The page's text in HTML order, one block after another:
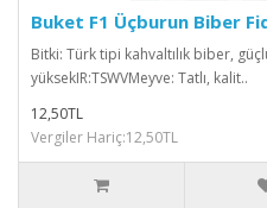
Buket F1 Üçburun Biber
Bitki: Türk tipi kahvaltılık biber,
yüksekIR:TSWVMeyve: Tatlı, kalit..
12,50TL
Vergiler Hariç:12,50TL